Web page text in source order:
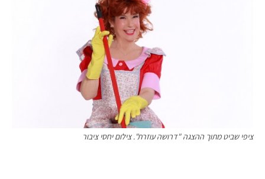
ציפי שביט מתוך ההצגה "דרושה עוזרת". צילום יחסי ציבור